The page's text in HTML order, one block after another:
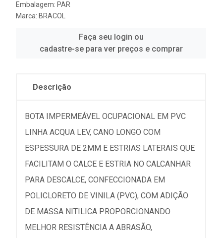
Embalagem: PAR
Marca: BRACOL
Faça seu login ou
cadastre-se para ver preços e comprar
Descrição
BOTA IMPERMEÁVEL OCUPACIONAL EM PVC
LINHA ACQUA LEV, CANO LONGO COM
ESPESSURA DE 2MM E ESTRIAS LATERAIS QUE
FACILITAM O CALCE E ESTRIA NO CALCANHAR
PARA DESCALCE, CONFECCIONADA EM
POLICLORETO DE VINILA (PVC), COM ADIÇÃO
DE MASSA NITILICA PROPORCIONANDO
MELHOR RESISTÊNCIA A ABRASÃO,